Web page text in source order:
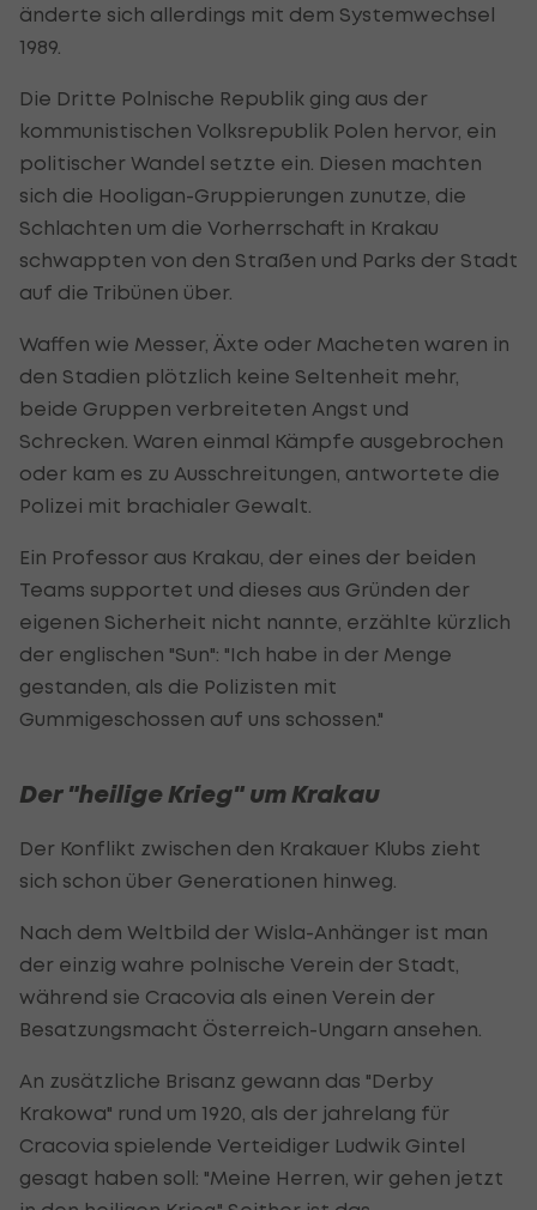
änderte sich allerdings mit dem Systemwechsel
1989.
Die Dritte Polnische Republik ging aus der
kommunistischen Volksrepublik Polen hervor, ein
politischer Wandel setzte ein. Diesen machten
sich die Hooligan-Gruppierungen zunutze, die
Schlachten um die Vorherrschaft in Krakau
schwappten von den Straßen und Parks der Stadt
auf die Tribünen über.
Waffen wie Messer, Äxte oder Macheten waren in
den Stadien plötzlich keine Seltenheit mehr,
beide Gruppen verbreiteten Angst und
Schrecken. Waren einmal Kämpfe ausgebrochen
oder kam es zu Ausschreitungen, antwortete die
Polizei mit brachialer Gewalt.
Ein Professor aus Krakau, der eines der beiden
Teams supportet und dieses aus Gründen der
eigenen Sicherheit nicht nannte, erzählte kürzlich
der englischen "Sun": "Ich habe in der Menge
gestanden, als die Polizisten mit
Gummigeschossen auf uns schossen."
Der "heilige Krieg" um Krakau
Der Konflikt zwischen den Krakauer Klubs zieht
sich schon über Generationen hinweg.
Nach dem Weltbild der Wisla-Anhänger ist man
der einzig wahre polnische Verein der Stadt,
während sie Cracovia als einen Verein der
Besatzungsmacht Österreich-Ungarn ansehen.
An zusätzliche Brisanz gewann das "Derby
Krakowa" rund um 1920, als der jahrelang für
Cracovia spielende Verteidiger Ludwik Gintel
gesagt haben soll: "Meine Herren, wir gehen jetzt